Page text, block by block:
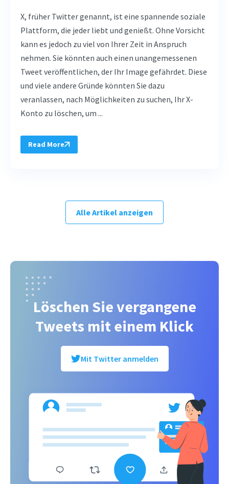
X, früher Twitter genannt, ist eine spannende soziale
Plattform, die jeder liebt und genießt. Ohne Vorsicht
kann es jedoch zu viel von Ihrer Zeit in Anspruch
nehmen. Sie könnten auch einen unangemessenen
Tweet veröffentlichen, der Ihr Image gefährdet. Diese
und viele andere Gründe könnten Sie dazu
veranlassen, nach Möglichkeiten zu suchen, Ihr X-
Konto zu löschen, um ...
Read More
Alle Artikel anzeigen
Löschen Sie vergangene
Tweets mit einem Klick
Mit Twitter anmelden